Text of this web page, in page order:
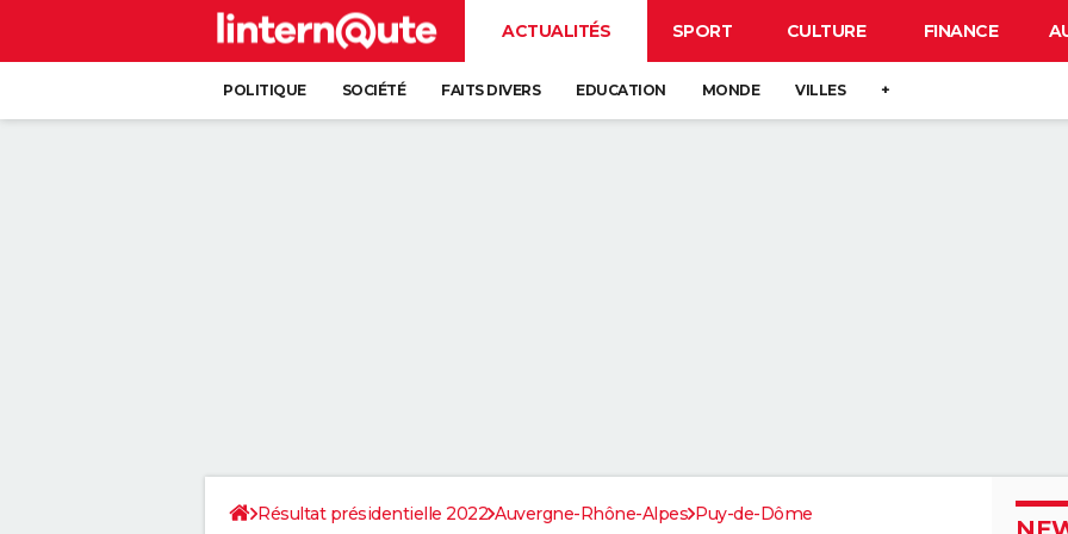
ACTUALITÉS SPORT CULTURE FINANCE
POLITIQUE SOCIÉTÉ FAITS DIVERS EDUCATION MONDE VILLES +
Résultat présidentielle 2022 Auvergne-Rhône-Alpes Puy-de-Dôme